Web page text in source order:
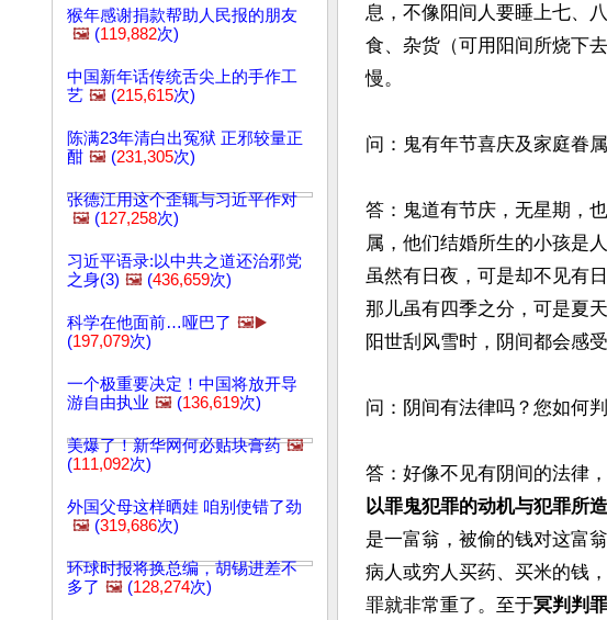
猴年感谢捐款帮助人民报的朋友
🖼️ (119,882次)
中国新年话传统舌尖上的手作工
艺 🖼️ (215,615次)
陈满23年清白出冤狱 正邪较量正
酣 🖼️ (231,305次)
张德江用这个歪辄与习近平作对
🖼️ (127,258次)
习近平语录:以中共之道还治邪党
之身(3) 🖼️ (436,659次)
科学在他面前…哑巴了 🖼️▶️
(197,079次)
一个极重要决定！中国将放开导
游自由执业 🖼️ (136,619次)
美爆了！新华网何必贴块膏药 🖼️
(111,092次)
外国父母这样晒娃 咱别使错了劲
🖼️ (319,686次)
环球时报将换总编，胡锡进差不
多了 🖼️ (128,274次)
息，不像阳间人要睡上七、
食、杂货（可用阳间所烧下
慢。
问：鬼有年节喜庆及家庭眷
答：鬼道有节庆，无星期，
属，他们结婚所生的小孩是
虽然有日夜，可是却不见有
那儿虽有四季之分，可是夏
阳世刮风雪时，阴间都会感受
问：阴间有法律吗？您如何
答：好像不见有阴间的法律
以罪鬼犯罪的动机与犯罪所
是一富翁，被偷的钱对这富
病人或穷人买药、买米的钱
罪就非常重了。至于冥判判